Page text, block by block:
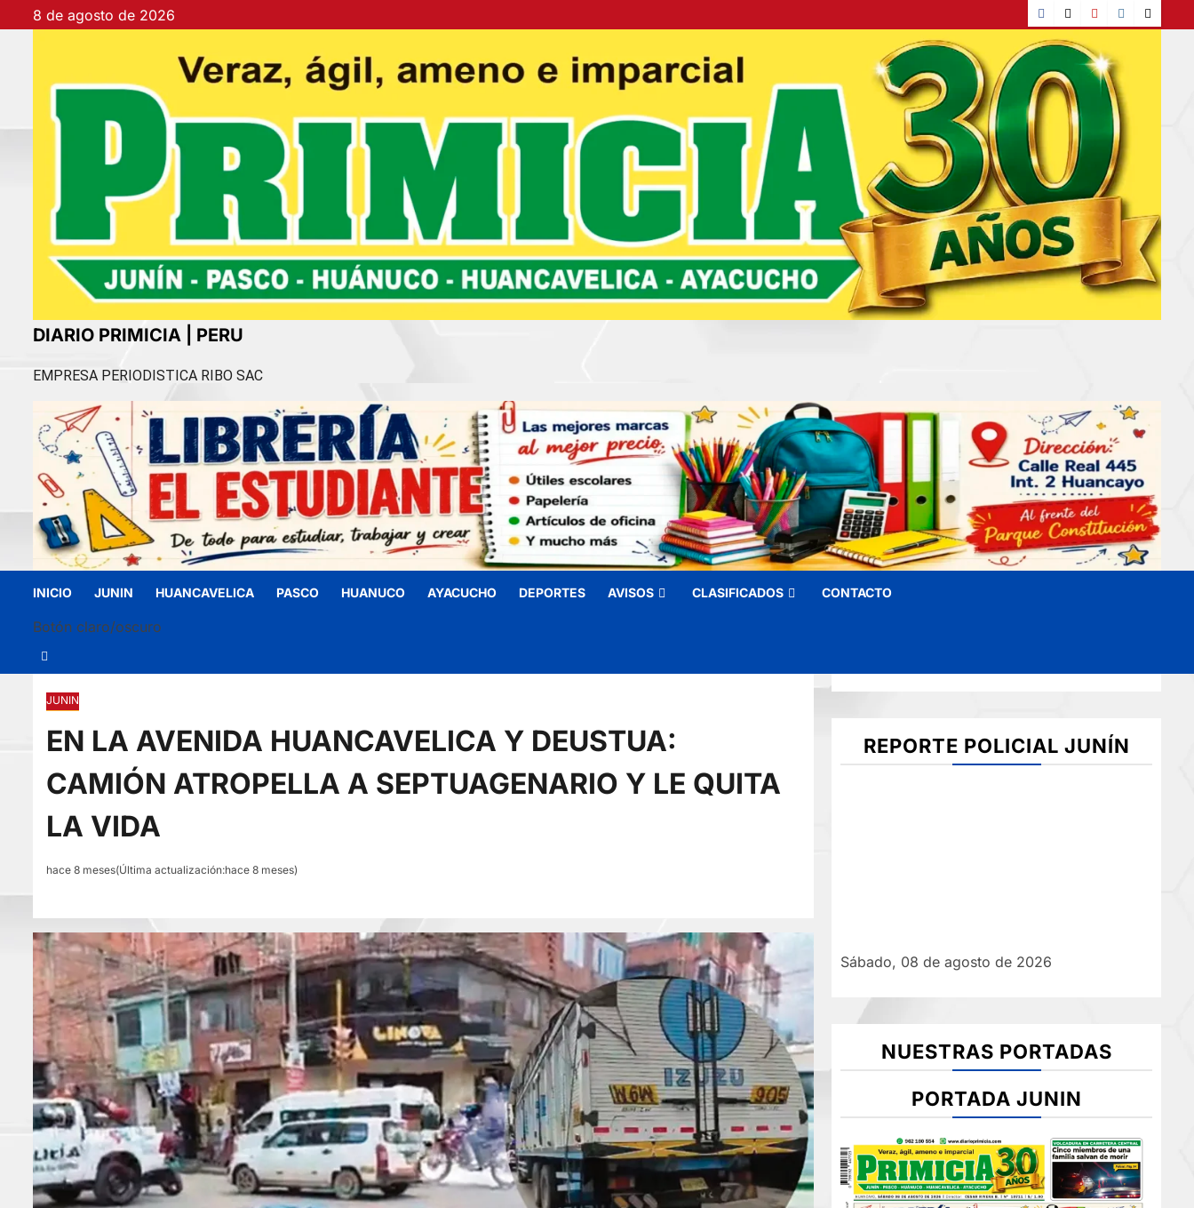
al
8 de agosto de 2026 Facebook
TikTokYouTube
Instagram
X
DIARIO PRIMICIA | PERU
EMPRESA PERIODISTICA RIBO SAC
INICIO JUNIN HUANCAVELICA PASCO HUANUCO AYACUCHO DEPORTES AVISOS CLASIFICADOS CONTACTO
Botón claro/oscuro
JUNIN
EN LA AVENIDA HUANCAVELICA Y DEUSTUA:
CAMIÓN ATROPELLA A SEPTUAGENARIO Y LE QUITA
LA VIDA
hace 8 meses(Última actualización:hace 8 meses)
REPORTE POLICIAL JUNÍN
Sábado, 08 de agosto de 2026
NUESTRAS PORTADAS
PORTADA JUNIN